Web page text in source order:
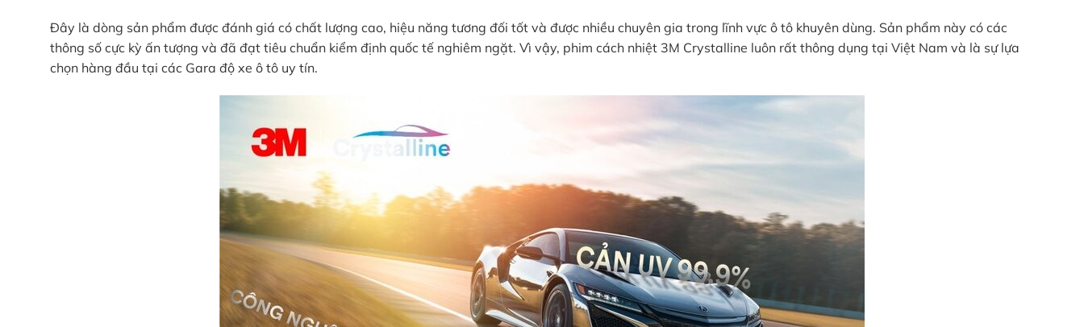
Đây là dòng sản phẩm được đánh giá có chất lượng cao, hiệu năng tương đối tốt và được nhiều chuyên gia trong lĩnh vực ô tô khuyên dùng. Sản phẩm này có các
thông số cực kỳ ấn tượng và đã đạt tiêu chuẩn kiểm định quốc tế nghiêm ngặt. Vì vậy, phim cách nhiệt 3M Crystalline luôn rất thông dụng tại Việt Nam và là sự lựa
chọn hàng đầu tại các Gara độ xe ô tô uy tín.